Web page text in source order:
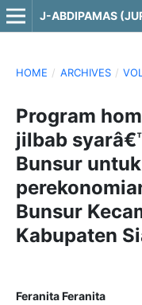
HOME / ARCHIVES /
Program
jilbab
Bunsur
Bunsur
Kabupaten
Feranita Feranita